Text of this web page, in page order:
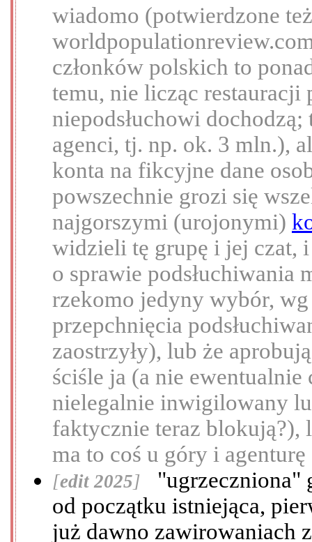
wiadomo (potwierdzone
członków polskich to
temu, nie licząc restauracji
niepodsłuchowi
agenci, tj. np. ok. 3 mln.),
konta na fikcyjne dane
powszechnie grozi się
najgorszymi (urojonymi)
widzieli tę grupę i jej czat,
o sprawie podsłuchiwania
rzekomo jedyny wybór,
przepchnięcia
zaostrzyły), lub że
ściśle ja (a nie
nielegalnie inwigilowany
faktycznie teraz
ma to coś u góry i agenturę
[edit 2025]
"ugrzeczniona"
od początku istniejąca,
już dawno zawirowaniach